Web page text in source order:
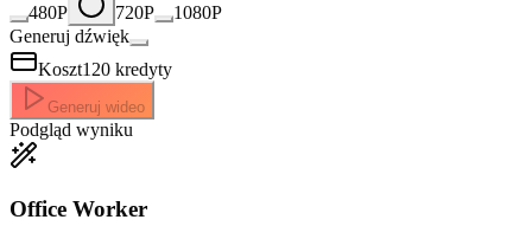
480P
720P
1080P
Generuj dźwięk
Koszt120 kredyty
Generuj wideo
Podgląd wyniku
Office Worker